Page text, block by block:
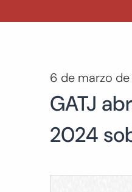
6 de marzo
GATJ
2024